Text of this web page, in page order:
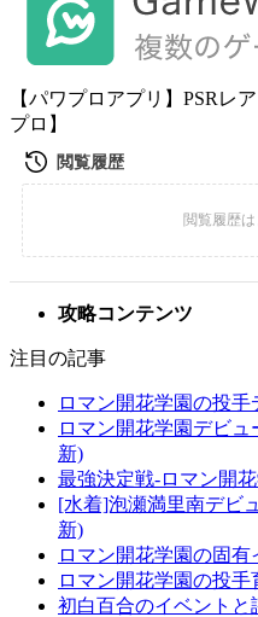
【パワプロアプリ】PSRレ
プロ】
攻略コンテンツ
注目の記事
ロマン開花学園の投
ロマン開花学園デビ
新)
最強決定戦-ロマン開
[水着]泡瀬満里南デビ
新)
ロマン開花学園の固有
ロマン開花学園の投手
初白百合のイベントと